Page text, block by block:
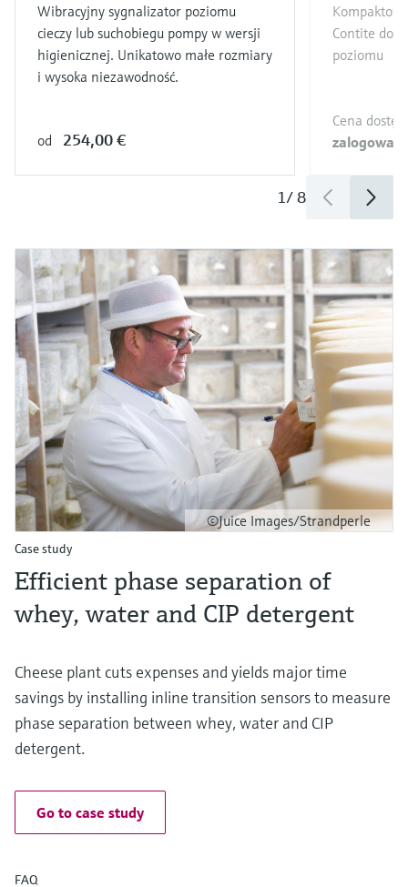
Wibracyjny sygnalizator poziomu
cieczy lub suchobiegu pompy w wersji
higienicznej. Unikatowo małe rozmiary
i wysoka niezawodność.
od 254,00 €
Contite do
poziomu
Cena
1/8
©Juice Images/Strandperle
Case study
Efficient phase separation of
whey, water and CIP detergent
Cheese plant cuts expenses and yields major time
savings by installing inline transition sensors to measure
phase separation between whey, water and CIP
detergent.
Go to case study
FAQ